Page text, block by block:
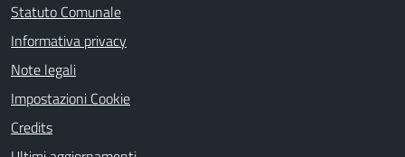
Statuto Comunale
Informativa privacy
Note legali
Impostazioni Cookie
Credits